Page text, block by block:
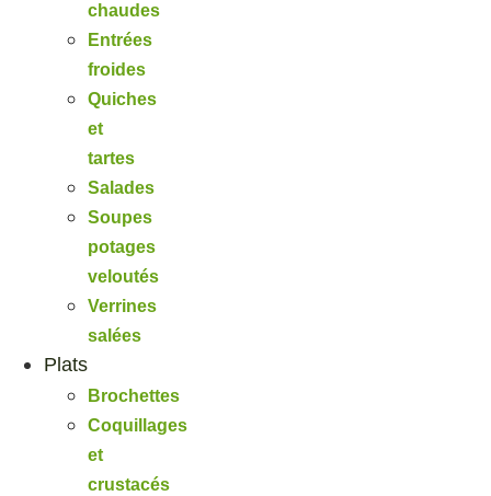
chaudes
Entrées
froides
Quiches
et
tartes
Salades
Soupes
potages
veloutés
Verrines
salées
Plats
Brochettes
Coquillages
et
crustacés